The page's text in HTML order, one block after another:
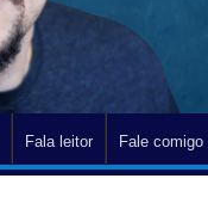
Fala leitor Fale comigo